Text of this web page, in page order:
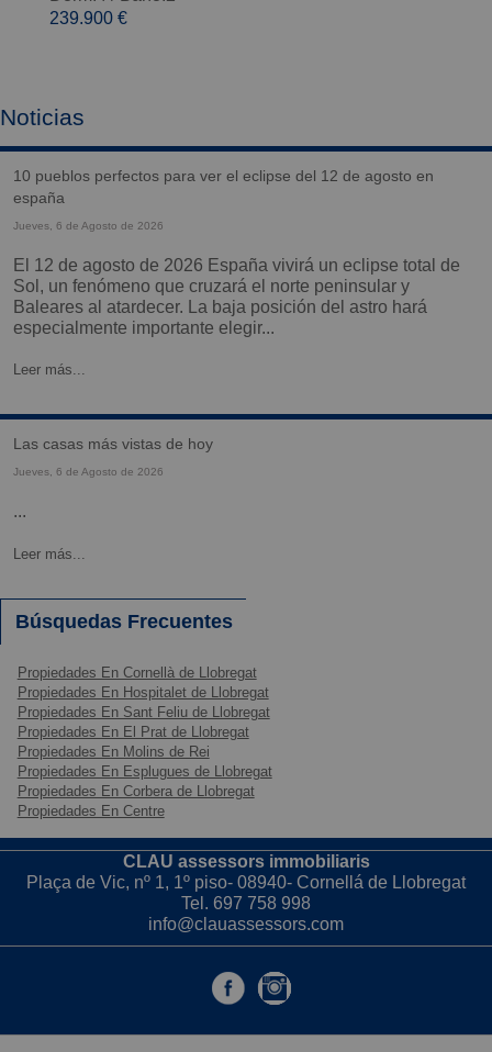
239.900 €
Noticias
10 pueblos perfectos para ver el eclipse del 12 de agosto en
españa
Jueves, 6 de Agosto de 2026
El 12 de agosto de 2026 España vivirá un eclipse total de
Sol, un fenómeno que cruzará el norte peninsular y
Baleares al atardecer. La baja posición del astro hará
especialmente importante elegir...
Leer más...
las casas más vistas de hoy
Jueves, 6 de Agosto de 2026
...
Leer más...
Búsquedas Frecuentes
Propiedades En Cornellà de Llobregat
Propiedades En Hospitalet de Llobregat
Propiedades En Sant Feliu de Llobregat
Propiedades En El Prat de Llobregat
Propiedades En Molins de Rei
Propiedades En Esplugues de Llobregat
Propiedades En Corbera de Llobregat
Propiedades En Centre
CLAU assessors immobiliaris
Plaça de Vic, nº 1, 1º piso- 08940- Cornellá de Llobregat
Tel. 697 758 998
info@clauassessors.com